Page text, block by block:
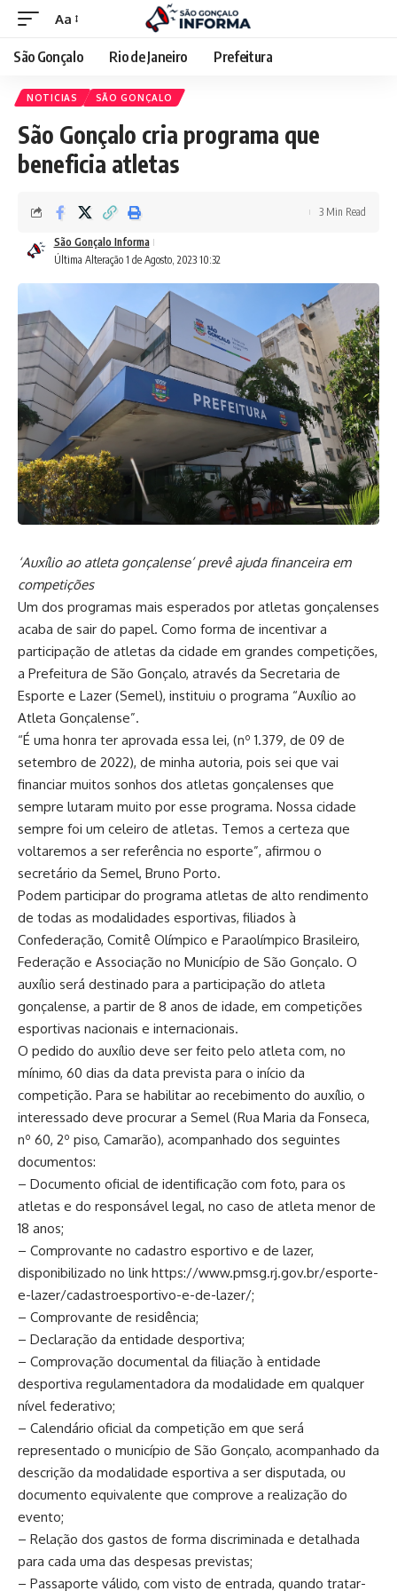
Aa
São Gonçalo Rio de Janeiro Prefeitura
NOTICIAS SÃO GONÇALO
São Gonçalo cria programa que
beneficia atletas
Última Alteração 1 de Agosto, 2023 10:32
São Gonçalo Informa
3 Min Read
‘Auxílio ao atleta gonçalense’ prevê ajuda financeira em
competições
Um dos programas mais esperados por atletas gonçalenses
acaba de sair do papel. Como forma de incentivar a
participação de atletas da cidade em grandes competições,
a Prefeitura de São Gonçalo, através da Secretaria de
Esporte e Lazer (Semel), instituiu o programa “Auxílio ao
Atleta Gonçalense”.
“É uma honra ter aprovada essa lei, (nº 1.379, de 09 de
setembro de 2022), de minha autoria, pois sei que vai
financiar muitos sonhos dos atletas gonçalenses que
sempre lutaram muito por esse programa. Nossa cidade
sempre foi um celeiro de atletas. Temos a certeza que
voltaremos a ser referência no esporte”, afirmou o
secretário da Semel, Bruno Porto.
Podem participar do programa atletas de alto rendimento
de todas as modalidades esportivas, filiados à
Confederação, Comitê Olímpico e Paraolímpico Brasileiro,
Federação e Associação no Município de São Gonçalo. O
auxílio será destinado para a participação do atleta
gonçalense, a partir de 8 anos de idade, em competições
esportivas nacionais e internacionais.
O pedido do auxílio deve ser feito pelo atleta com, no
mínimo, 60 dias da data prevista para o início da
competição. Para se habilitar ao recebimento do auxílio, o
interessado deve procurar a Semel (Rua Maria da Fonseca,
nº 60, 2º piso, Camarão), acompanhado dos seguintes
documentos:
– Documento oficial de identificação com foto, para os
atletas e do responsável legal, no caso de atleta menor de
18 anos;
– Comprovante no cadastro esportivo e de lazer,
disponibilizado no link https://www.pmsg.rj.gov.br/esporte-
e-lazer/cadastroesportivo-e-de-lazer/;
– Comprovante de residência;
– Declaração da entidade desportiva;
– Comprovação documental da filiação à entidade
desportiva regulamentadora da modalidade em qualquer
nível federativo;
– Calendário oficial da competição em que será
representado o município de São Gonçalo, acompanhado da
descrição da modalidade esportiva a ser disputada, ou
documento equivalente que comprove a realização do
evento;
– Relação dos gastos de forma discriminada e detalhada
para cada uma das despesas previstas;
– Passaporte válido, com visto de entrada, quando tratar-